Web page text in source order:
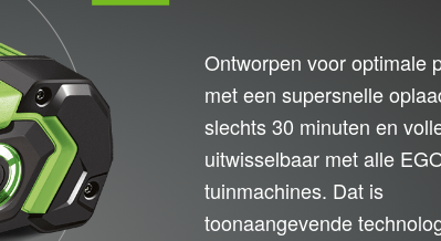
Ontworpen voor optimale
met een supersnelle
slechts 30 minuten en
uitwisselbaar met alle
tuinmachines. Dat is
toonaangevende